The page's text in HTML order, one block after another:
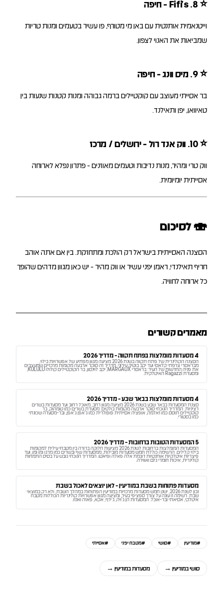
⭐ 8. Fifi’s - חיפה
וייטנאמית אותנטית עם באן מי מטורף, פו עשיר בטעמים ומנות טריות
שמביאות את האנוי לצפון.
⭐9. מיס וונג - חיפה
בר אסייתי מעוצב עם קוקטיילים ברמה גבוהה ומנות קטנות שנעות בין
טאיוואן, יפן ותאילנד.
⭐10. ווק אנד רול - ירושלים / מרכז
ווק טרי ומהיר, מנות נדיבות וטעמים מאוזנים - פתרון נפלא לארוחה
אסייתית יומיומית.
🍣 לסיכום
הסצנה האסייתית בישראל רק הולכת ומתחזקת. בין אם אתה אוהב
חריף תאילנדי, ראמן יפני עשיר או ווק מהיר - יש כאן מגוון מדהים שהופך
כל ארוחה לחוויה.
מאמרים קשורים
4 מסעדות מומלצות בפתח תקווה - מדריך 2026
הסצנה הקולינרית של פתח תקווה בשנת 2026 מציעה מגוון מפתיע של אפשרויות בילוי,
מבראסרי צרפתי קלאסי ועד יקב בוטיק עירוני. מדריך זה סוקר ארבעה מקומות מרכזיים שמעצבים
ומסעדת Ragazzi האיטלקית.
4 מסעדות מומלצות בבאר שבע - מדריך 2026
סצנת המסעדות בבאר שבע בשנת 2026 מציעה מגוון רחב, מאוכל רחוב ועד מסעדות בשרים
רציניות. המדריך הנוכחי סוקר ארבעה מקומות בולטים: מסעדת בשרים כמו טומהוק, בר
קוקטיילים תוסס כמו זאלמה, אופציה אסייתית פופולרית כמו ג'אפן ג'אפן, ובר-מסעדה שכונתי
כמו בסטורי.
5 המסעדות הטובות ברחובות - מדריך 2026
המסעדות המומלצות ברחובות לשנת 2026 מציעות חלוקה ברורה בין מטבחי עילית למקומות
בילוי קלילים. הרשימה כוללת חמש מסעדות מובילות, ממסעדות שף ובשרים כמו מרגו ומו ומו, ועד
פיצריות איטלקיות אותנטיות דוגמת אלה פאלה ופיאטו. המדריך הנוכחי גובש על בסיס התמחות
קולינרית, איכות חומרי גלם ואווירה.
מסעדות פתוחות בשבת במודיעין - לאן יוצאים לאכול בשבת
נכון לשנת 2026, ישנן חמש מסעדות מרכזיות במודיעין הפתוחות במהלך השבת, ולא רק במוצאי
שבת. רשימה זו עונה על צורך ספציפי בעיר, ומציעה מגוון אפשרויות קולינריות הכוללות מטבח
איטלקי, אסיאתי ובר-אוכל. המסעדות הן ג'ויה, ג'ירף, אקא, פאזה ואנזו.
#מודיעין #סושי #מטבח יפני #אסייתי
סושי במודיעין → מסעדות במודיעין →